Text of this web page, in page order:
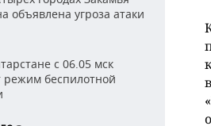
объявлена угроза атаки
с 06.05 мск
режим беспилотной